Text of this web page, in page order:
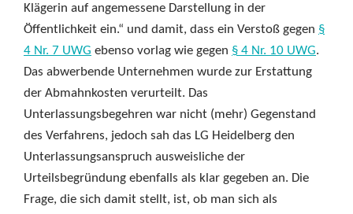
Klägerin auf angemessene Darstellung in der
Öffentlichkeit ein.“ und damit, dass ein Verstoß gegen §
4 Nr. 7 UWG ebenso vorlag wie gegen § 4 Nr. 10 UWG.
Das abwerbende Unternehmen wurde zur Erstattung
der Abmahnkosten verurteilt. Das
Unterlassungsbegehren war nicht (mehr) Gegenstand
des Verfahrens, jedoch sah das LG Heidelberg den
Unterlassungsanspruch ausweisliche der
Urteilsbegründung ebenfalls als klar gegeben an. Die
Frage, die sich damit stellt, ist, ob man sich als